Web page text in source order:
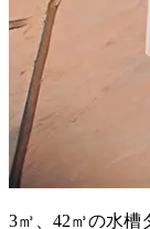
3㎥、42㎥の水槽